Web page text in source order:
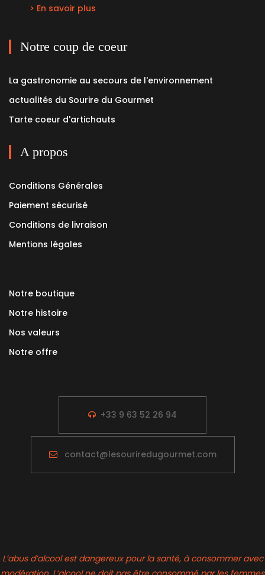
> En savoir plus
Notre coup de coeur
La gastronomie au secours de l'environnement
actualités du Sourire du Gourmet
Tarte coeur d'artichauts
A propos
Conditions Générales
Paiement sécurisé
Conditions de livraison
Mentions légales
Notre boutique
Notre histoire
Nos valeurs
Notre offre
+33 9 63 52 26 94
contact@lesouriredugourmet.com
L’abus d’alcool est dangereux pour la santé, à consommer avec